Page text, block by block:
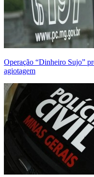
Operação “Dinheiro Sujo”
agiotagem